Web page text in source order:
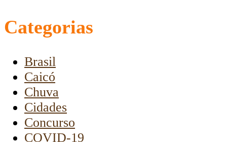
Categorias
Brasil
Caicó
Chuva
Cidades
Concurso
COVID-19